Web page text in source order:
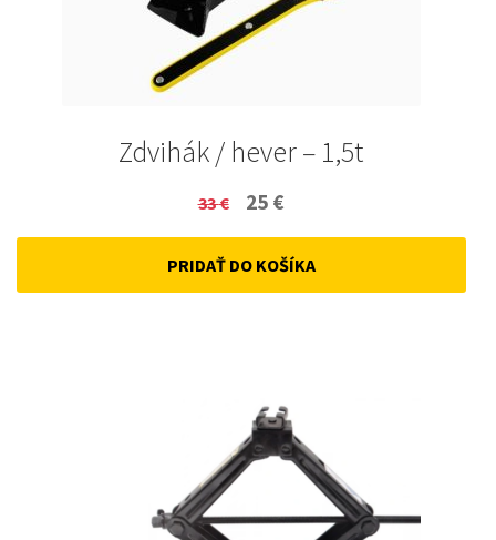
Zdvihák / hever – 1,5t
33€
Original
price
was:
25 €
price
is:
PRIDAŤ DO KOŠÍKA